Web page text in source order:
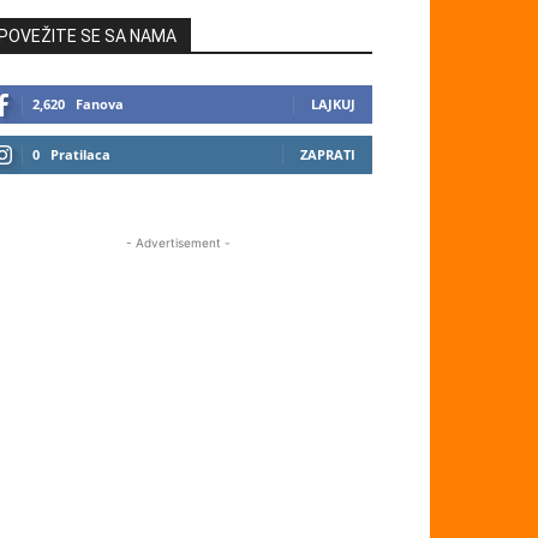
SE SA NAMA
2,620 Fanova LAJKUJ
0 Pratilaca ZAPRATI
- Advertisement -